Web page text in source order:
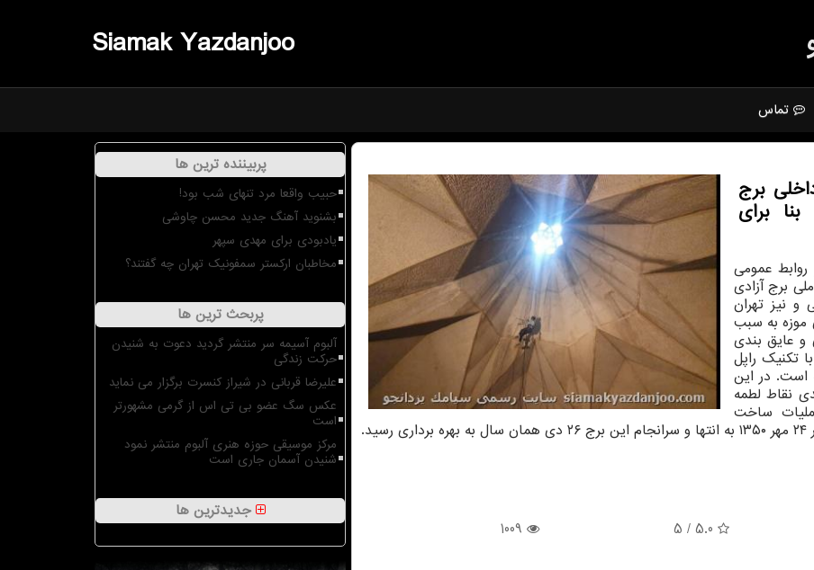
Siamak Yazdanjoo
تماس
برج
این بنا برای
عمومی
برج آزادی
نیز تهران
موزه به سبب
عایق بندی
تکنیک راپل
است. در این
نقاط لطمه
ساخت
5.0
/ 5
1009
پربیننده ترین ها
حبیب واقعا مرد تنهای شب بود!
بشنوید آهنگ جدید محسن چاوشی
یادبودی برای مهدی سپهر
مخاطبان ارکستر سمفونیک تهران چه گفتند؟
پربحث ترین ها
آلبوم آسیمه سر منتشر گردید دعوت به شنیدن
حرکت زندگی
علیرضا قربانی در شیراز کنسرت برگزار می نماید
عکس سگ عضو بی تی اس از گرمی مشهورتر
است
مرکز موسیقی حوزه هنری آلبوم منتشر نمود
شنیدن آسمان جاری است
جدیدترین ها